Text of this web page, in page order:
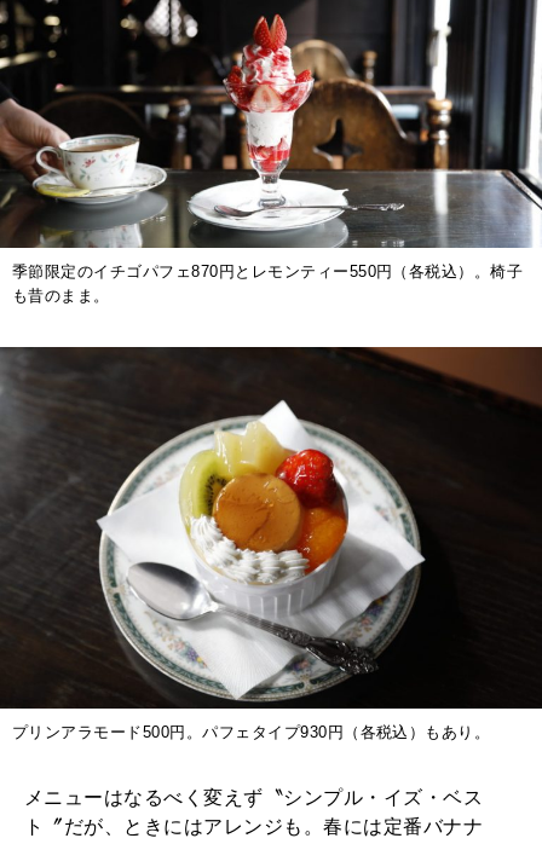
季節限定のイチゴパフェ870円とレモンティー550円（各税込）。椅子
も昔のまま。
プリンアラモード500円。パフェタイプ930円（各税込）もあり。
メニューはなるべく変えず〝シンプル・イズ・ベス
ト〞だが、ときにはアレンジも。春には定番バナナ